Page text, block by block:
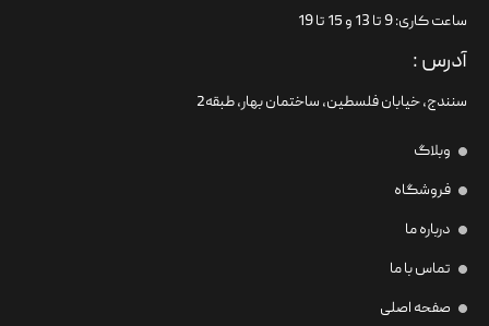
ساعت کاری: 9 تا 13 و 15 تا 19
آدرس :
سنندج، خیابان فلسطین،‌ ساختمان بهار، طبقه2
وبلاگ
فروشگاه
درباره ما
تماس با ما
صفحه اصلی